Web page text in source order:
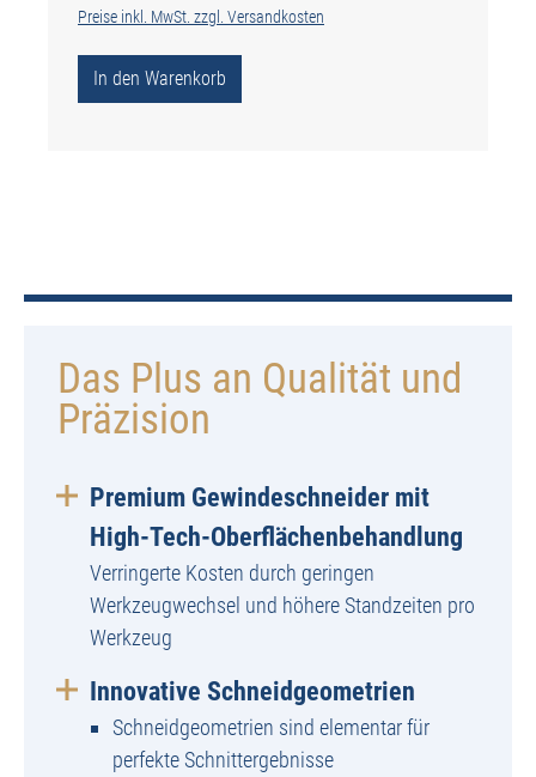
Preise inkl. MwSt. zzgl. Versandkosten
In den Warenkorb
Das Plus an Qualität und
Präzision
Premium Gewindeschneider mit
High-Tech-Oberflächenbehandlung
Verringerte Kosten durch geringen
Werkzeugwechsel und höhere Standzeiten pro
Werkzeug
Innovative Schneidgeometrien
Schneidgeometrien sind elementar für
perfekte Schnittergebnisse